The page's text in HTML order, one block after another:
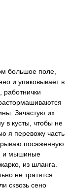
большое поле,
и упаковывает в
работнички
Зачастую их
в кусты, чтобы не
я перевожу часть
посаженную
и мышиные
из шланга.
не тратятся
сквозь сено